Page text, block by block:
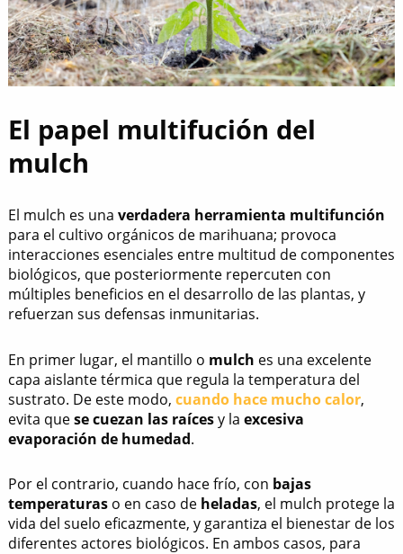
El papel multifución del
mulch
El mulch es una verdadera herramienta multifunción
para el cultivo orgánicos de marihuana; provoca
interacciones esenciales entre multitud de componentes
biológicos, que posteriormente repercuten con
múltiples beneficios en el desarrollo de las plantas, y
refuerzan sus defensas inmunitarias.
En primer lugar, el mantillo o mulch es una excelente
capa aislante térmica que regula la temperatura del
sustrato. De este modo, cuando hace mucho calor,
evita quese cuezan las raícesy la excesiva
evaporación de humedad.
Por el contrario, cuando hace frío, con bajas
temperaturaso en caso de heladas, el mulch protege la
vida del suelo eficazmente, y garantiza el bienestar de los
diferentes actores biológicos. En ambos casos, para